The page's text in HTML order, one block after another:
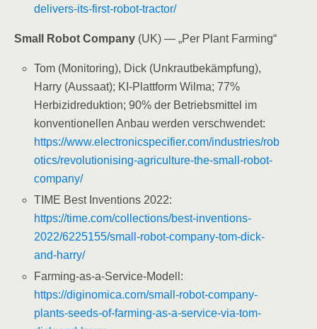
delivers-its-first-robot-tractor/
Small Robot Company (UK) — „Per Plant Farming“
Tom (Monitoring), Dick (Unkrautbekämpfung),
Harry (Aussaat); KI-Plattform Wilma; 77%
Herbizidreduktion; 90% der Betriebsmittel im
konventionellen Anbau werden verschwendet:
https://www.electronicspecifier.com/industries/rob
otics/revolutionising-agriculture-the-small-robot-
company/
TIME Best Inventions 2022:
https://time.com/collections/best-inventions-
2022/6225155/small-robot-company-tom-dick-
and-harry/
Farming-as-a-Service-Modell:
https://diginomica.com/small-robot-company-
plants-seeds-of-farming-as-a-service-via-tom-